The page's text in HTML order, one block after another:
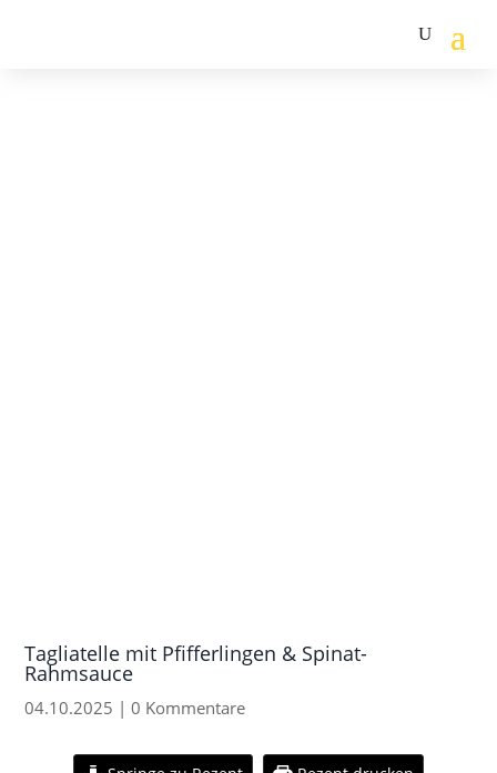
Tagliatelle mit Pfifferlingen & Spinat-
Rahmsauce
04.10.2025 |0 Kommentare